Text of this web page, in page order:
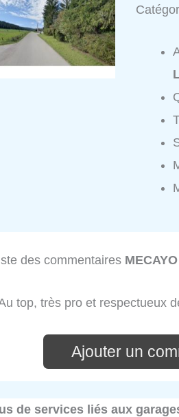
des commentaires MECAYO
top, très pro et respectueux
Ajouter un
de services liés aux